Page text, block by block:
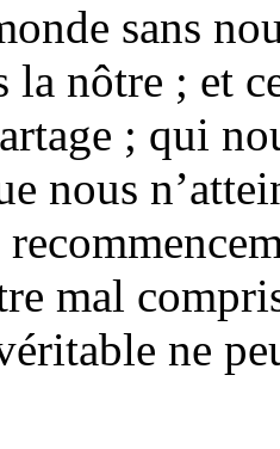
sans
la nôtre ; et
; qui
nous
mal
ne